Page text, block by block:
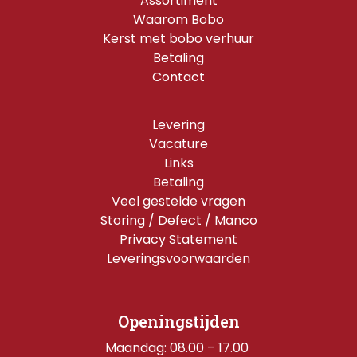
Waarom Bobo
Kerst met bobo verhuur
Betaling
Contact
Levering
Vacature
Links
Betaling
Veel gestelde vragen
Storing / Defect / Manco
Privacy Statement
Leveringsvoorwaarden
Openingstijden
Maandag: 08.00 – 17.00